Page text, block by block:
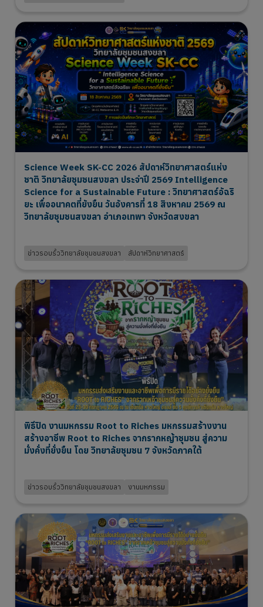
Science Week SK-CC 2026 สัปดาห์วิทยาศาสตร์แห่ง
ชาติ วิทยาลัยชุมชนสงขลา ประจำปี 2569 Intelligence
Science for a Sustainable Future : วิทยาศาสตร์อัฉริ
ยะ เพื่ออนาคตที่ยังยืน วันอังคารที่ 18 สิงหาคม 2569 ณ
วิทยาลัยชุมชนสงขลา อำเภอเทพา จังหวัดสงขลา
ข่าวรอบรั้ววิทยาลัยชุมชนสงขลา สัปดาห์วิทยาศาสตร์
พิธีปิด งานมหกรรม Root to Riches มหกรรมสร้างงาน
สร้างอาชีพ Root to Riches จากรากหญ้าชุมชน สู่ความ
มั่งคั่งที่ยั่งยืน โดย วิทยาลัยชุมชน 7 จังหวัดภาคใต้
ข่าวรอบรั้ววิทยาลัยชุมชนสงขลา งานมหกรรม